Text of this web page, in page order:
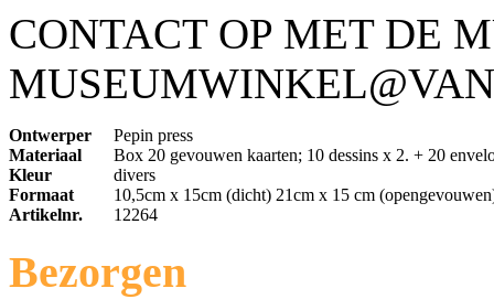
CONTACT OP MET DE
Ontwerper
Pepin press
Materiaal
Box 20 gevouwen kaarten; 10 dessins x 2. + 20
Kleur
divers
Formaat
10,5cm x 15cm (dicht) 21cm x 15 cm
Artikelnr.
12264
Bezorgen